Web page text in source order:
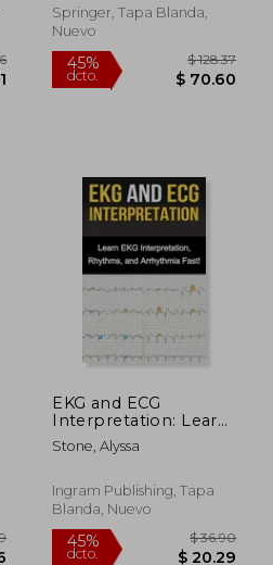
45%
dcto.
Springer, Tapa Blanda,
Nuevo
EKG and ECG
Interpretation: Learn
EKG Interpretation,
Rhythms, and
Inglés)
Stone, Alyssa
Ingram Publishing, Tapa
Blanda, Nuevo